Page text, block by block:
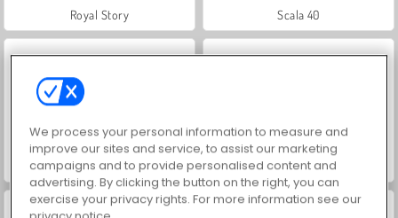
Royal Story Scala 40
Charm Farm Let's Fish!
We process your personal information to measure and
improve our sites and service, to assist our marketing
campaigns and to provide personalised content and
advertising. By clicking the button on the right, you can
exercise your privacy rights. For more information see our